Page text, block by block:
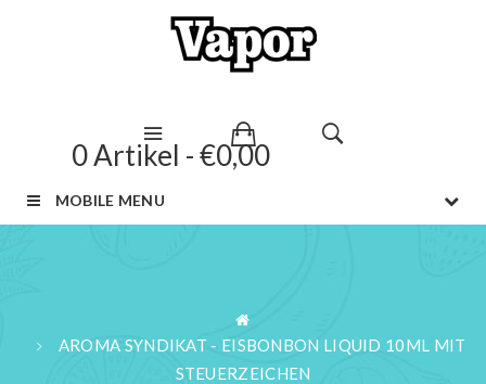
0 Artikel - €0,00
MOBILE MENU
AROMA SYNDIKAT - EISBONBON LIQUID 10ML MIT
STEUERZEICHEN